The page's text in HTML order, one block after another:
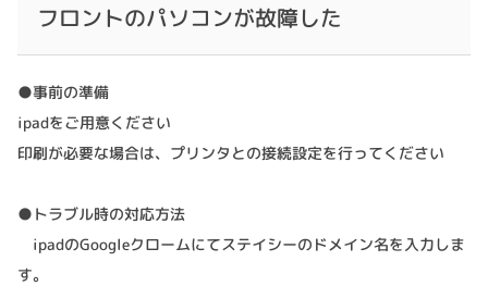
フロントのパソコンが故障した
●事前の準備
ipadをご用意ください
印刷が必要な場合は、プリンタとの接続設定を行ってください
●トラブル時の対応方法
ipadのGoogleクロームにてステイシーのドメイン名を入力しま
す。